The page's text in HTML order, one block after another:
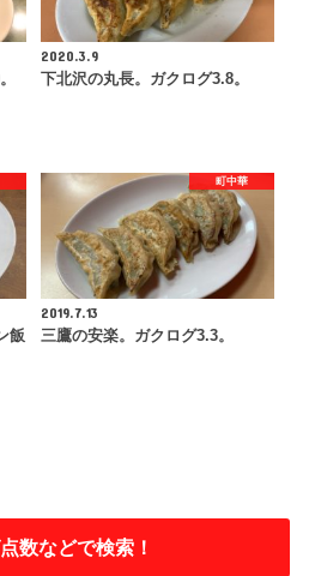
2020.3.9
下北沢の丸長。ガクログ3.8。
飯
町中華
2019.7.13
三鷹の安楽。ガクログ3.3。
数などで検索！